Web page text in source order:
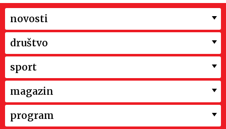
novosti
društvo
sport
magazin
program